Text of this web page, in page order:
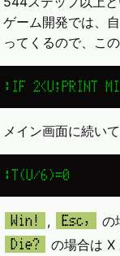
ゲーム開発では、
ってくるので、こ
:IF 2<U;PRINT
メイン画面に続い
:T(U/6)=0
Win! , Esc, の
Die?
の場合は X